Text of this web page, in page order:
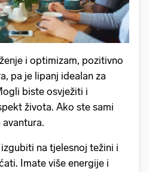
i optimizam, pozitivno
pa je lipanj idealan za
biste osvježiti i
života. Ako ste sami
na tjelesnoj težini i
Imate više energije i